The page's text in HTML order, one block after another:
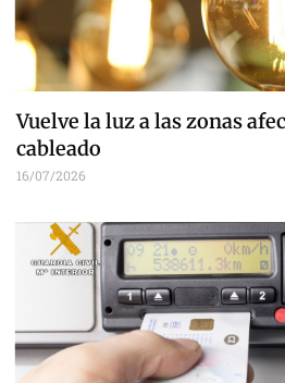
Vuelve la luz a las zonas
cableado
16/07/2026